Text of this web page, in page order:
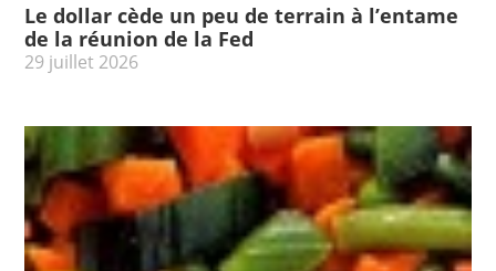
Le dollar cède un peu de terrain à l’entame
de la réunion de la Fed
29 juillet 2026